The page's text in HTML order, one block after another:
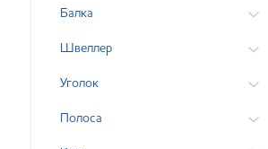
Балка
Швеллер
Уголок
Полоса